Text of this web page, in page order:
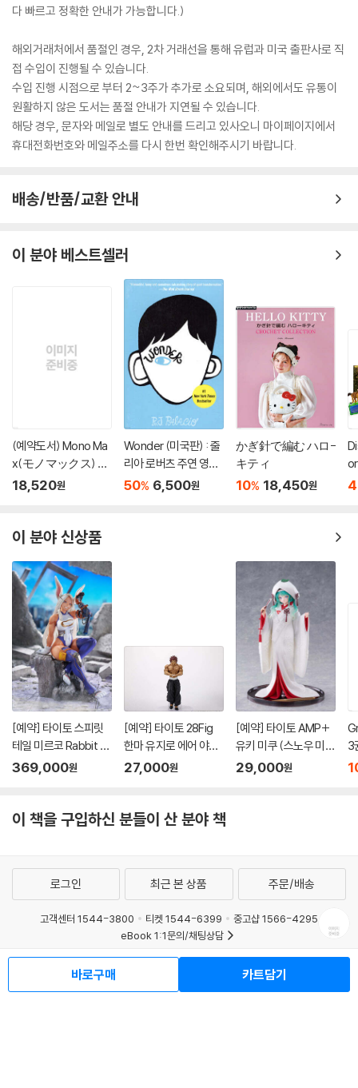
다 빠르고 정확한 안내가 가능합니다.)
해외거래처에서 품절인 경우, 2차 거래선을 통해 유럽과 미국 출판사로 직
접 수입이 진행될 수 있습니다.
수입 진행 시점으로 부터 2~3주가 추가로 소요되며, 해외에서도 유통이
원활하지 않은 도서는 품절 안내가 지연될 수 있습니다.
해당 경우, 문자와 메일로 별도 안내를 드리고 있사오니 마이페이지에서
휴대전화번호와 메일주소를 다시 한번 확인해주시기 바랍니다.
배송/반품/교환 안내
이 분야 베스트셀러
(예약도서) Mono Ma
x(モノマックス) 20
26年10月號
18,520원
Wonder (미국판) : 줄
리아 로버츠 주연 영화
'원더' 원작 소설
50% 6,500원
かぎ針で編む ハロ-
キティ
10% 18,450원
s
이 분야 신상품
[예약] 타이토 스피릿
테일 미르코 Rabbit 1/
7 l 나의히어로아카데
369,000원
[예약] 타이토 28Fig
한마 유지로 에어 야식
두부 된장국 l 바키 시리
27,000원
[예약] 타이토 AMP+
유키 미쿠 (스노우 미
쿠) 올스타즈 2013 버
29,000원
3
이 책을 구입하신 분들이 산 분야 책
바로구매 카트담기
로그인 최근 본 상품 주문/배송
고객센터 1544-3800 티켓 1544-6399
중고샵 1566-4295
eBook 1:1문의/채팅상담
예스이십사(주) 사업자 정보
이용약관
청소년보호정책